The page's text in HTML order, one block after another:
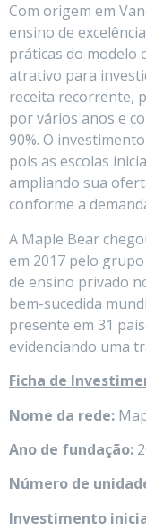
Com origem em
ensino de
práticas do modelo
atrativo para
receita recorrente,
por vários anos e
90%. O
pois as escolas
ampliando sua
conforme a
A Maple Bear
em 2017 pelo
de ensino privado
bem-sucedida
presente em 31
evidenciando uma
Ficha de
Nome da rede:
Ano de fundação:
Número de
Investimento